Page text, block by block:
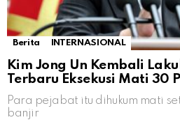
Berita INTERNASIONAL
Kim Jong Un Kembali
Terbaru Eksekusi Mati 30
Para pejabat itu dihukum mati
banjir